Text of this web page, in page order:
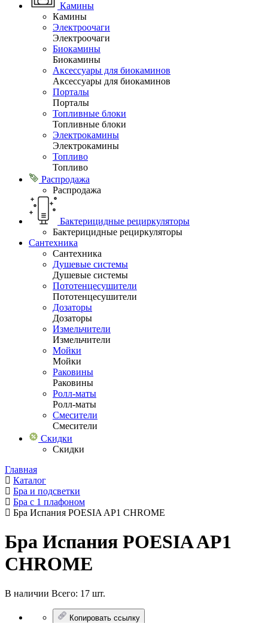
Камины
Камины
Электроочаги
Электроочаги
Биокамины
Биокамины
Аксессуары для биокаминов
Аксессуары для биокаминов
Порталы
Порталы
Топливные блоки
Топливные блоки
Электрокамины
Электрокамины
Топливо
Топливо
Распродажа
Распродажа
Бактерицидные рециркуляторы
Бактерицидные рециркуляторы
Сантехника
Сантехника
Душевые системы
Душевые системы
Пототенцесушители
Пототенцесушители
Дозаторы
Дозаторы
Измельчители
Измельчители
Мойки
Мойки
Раковины
Раковины
Ролл-маты
Ролл-маты
Смесители
Смесители
Скидки
Скидки
Главная
Каталог
Бра и подсветки
Бра с 1 плафоном
Бра Испания POESIA AP1 CHROME
Бра Испания POESIA AP1
CHROME
В наличии Всего: 17 шт.
Копировать ссылку